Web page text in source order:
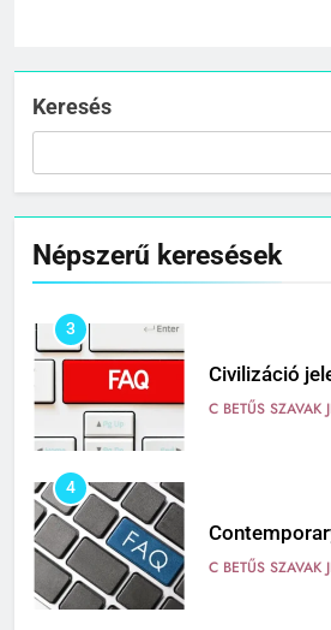
Keresés
Népszerű keresések
2
Cingár
C BETŰS SZAVAK
3
Civilizáció
C BETŰS SZAVAK
4
C BETŰS SZAVAK